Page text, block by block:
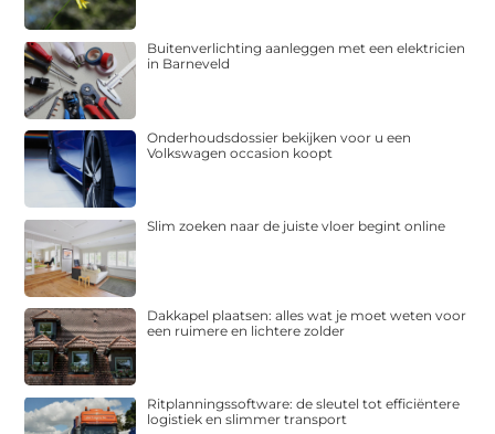
Buitenverlichting aanleggen met een elektricien
in Barneveld
Onderhoudsdossier bekijken voor u een
Volkswagen occasion koopt
Slim zoeken naar de juiste vloer begint online
Dakkapel plaatsen: alles wat je moet weten voor
een ruimere en lichtere zolder
Ritplanningssoftware: de sleutel tot efficiëntere
logistiek en slimmer transport